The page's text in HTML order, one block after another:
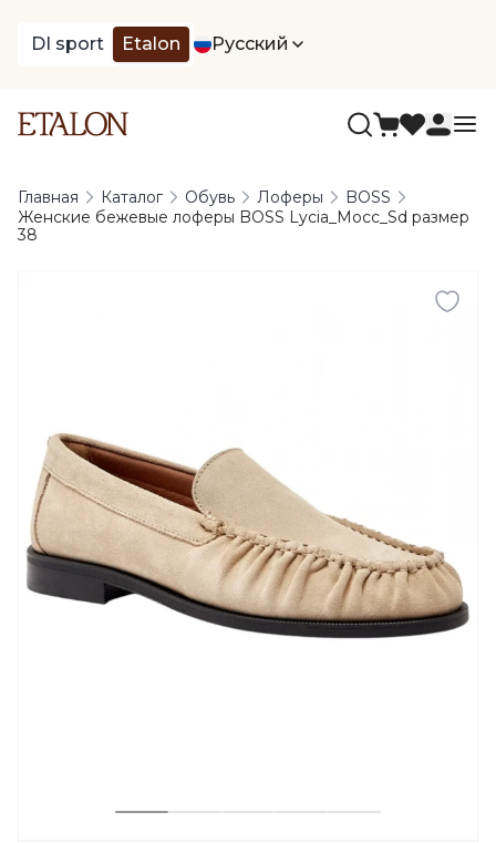
DI sport Etalon Русский
Главная Каталог Обувь Лоферы
BOSS
Женские бежевые лоферы BOSS Lycia_Mocc_Sd размер
38